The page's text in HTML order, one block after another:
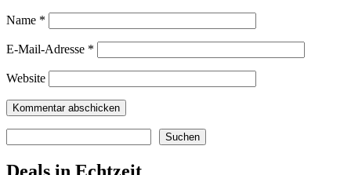
Name *
E-Mail-Adresse *
Website
Suchen